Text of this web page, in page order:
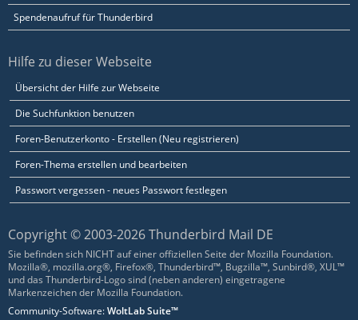
Spendenaufruf für Thunderbird
Hilfe zu dieser Webseite
Übersicht der Hilfe zur Webseite
Die Suchfunktion benutzen
Foren-Benutzerkonto - Erstellen (Neu registrieren)
Foren-Thema erstellen und bearbeiten
Passwort vergessen - neues Passwort festlegen
Copyright © 2003-2026 Thunderbird Mail DE
Sie befinden sich NICHT auf einer offiziellen Seite der Mozilla Foundation.
Mozilla®, mozilla.org®, Firefox®, Thunderbird™, Bugzilla™, Sunbird®, XUL™
und das Thunderbird-Logo sind (neben anderen) eingetragene
Markenzeichen der Mozilla Foundation.
Community-Software:WoltLab Suite™